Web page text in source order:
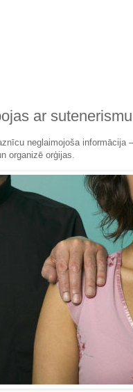
ar
neglaimojoša informācija
organizē orģijas.